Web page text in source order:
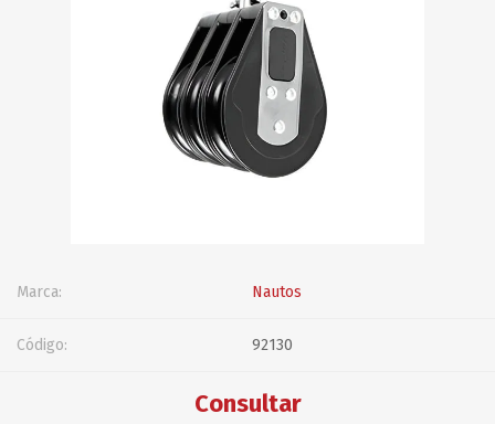
Marca: Nautos
Código: 92130
Consultar